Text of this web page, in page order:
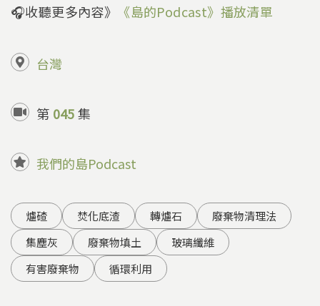
🎧收聽更多內容》 《島的Podcast》播放清單
台灣
第 045集
我們的島Podcast
爐碴 焚化底渣 轉爐石
廢棄物清理法
集塵灰
廢棄物填土
玻璃纖維
有害廢棄物
循環利用